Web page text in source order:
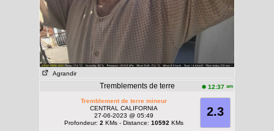
Agrandir
Tremblements de terre 12:37 am
2.3
Tremblement de terre mineur
CENTRAL CALIFORNIA
27-06-2023 @ 05:49
Profondeur: 2 KMs - Distance: 10592 KMs